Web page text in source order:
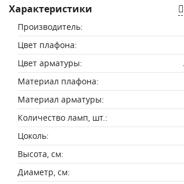
Характеристики
Производитель:
Цвет плафона:
Цвет арматуры:
Материал плафона:
Материал арматуры:
Количество ламп, шт.:
Цоколь:
Высота, см:
Диаметр, см: